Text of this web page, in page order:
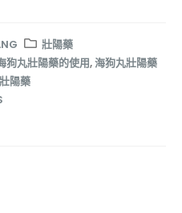
壯陽藥
狗丸壯陽藥的使用,海狗丸壯陽藥
陽藥